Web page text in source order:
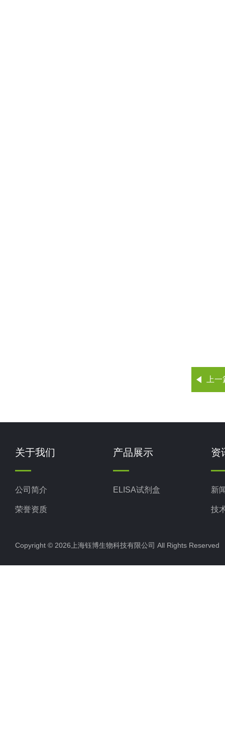
上
关于我们
公司简介
荣誉资质
产品展示
ELISA试剂盒
资
新
技
Copyright © 2026上海钰博生物科技有限公司 All Rights